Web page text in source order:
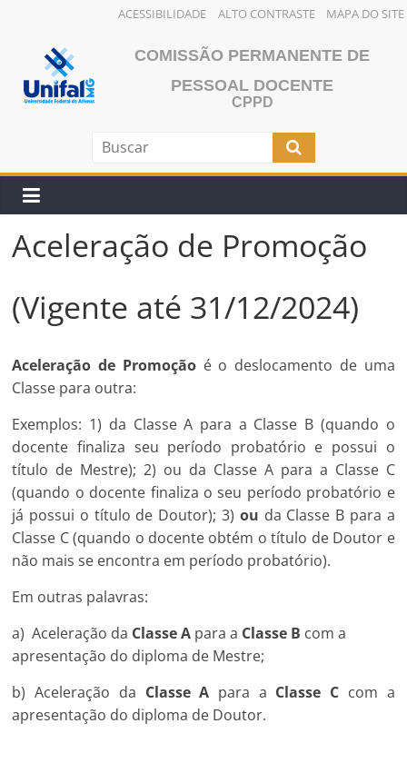
ACESSIBILIDADE ALTO CONTRASTE MAPA DO SITE
conteúdo
COMISSÃO PERMANENTE DE
PESSOAL DOCENTE
CPPD
Aceleração de Promoção
(Vigente até 31/12/2024)
Aceleração de Promoçãoé o deslocamento de uma
Classe para outra:
Exemplos: 1) da Classe A para a Classe B (quando o
docente finaliza seu período probatório e possui o
título de Mestre); 2) ou da Classe A para a Classe C
(quando o docente finaliza o seu período probatório e
já possui o título de Doutor); 3) ou da Classe B para a
Classe C (quando o docente obtém o título de Doutor e
não mais se encontra em período probatório).
Em outras palavras:
a) Aceleração da Classe A para a Classe B com a
apresentação do diploma de Mestre;
b) Aceleração da Classe A para a Classe C com a
apresentação do diploma de Doutor.